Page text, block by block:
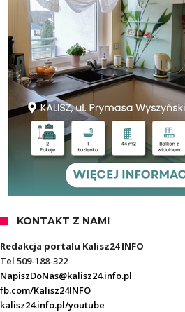
KONTAKT Z NAMI
Redakcja portalu Kalisz24 INFO
Tel 509-188-322
NapiszDoNas@kalisz24.info.pl
fb.com/Kalisz24INFO
kalisz24.info.pl/youtube